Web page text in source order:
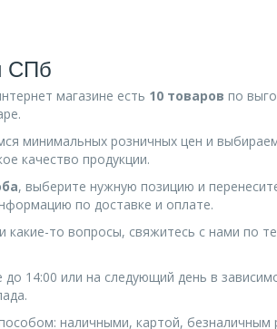
СПб
магазине есть 10 товаров по
минимальных розничных цен и
качество продукции.
, выберите нужную позицию и
по доставке и оплате.
то вопросы, свяжитесь с нами по
14:00 или на следующий день в
наличными, картой, безналичным